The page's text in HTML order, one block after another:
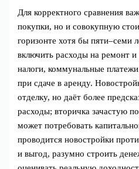
Для корректного сравнения
покупки, но и совокупную
горизонте хотя бы пяти–семи
включить расходы на ремонт и
налоги, коммунальные
при сдаче в аренду.
отделку, но даёт более
расходы; вторичка зачастую
может потребовать
проводится новостройки
и выгод, разумно строить